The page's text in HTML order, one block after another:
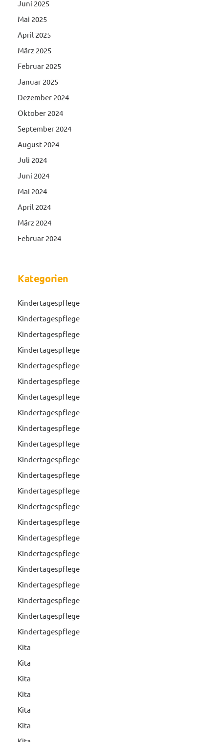
Juni 2025
Mai 2025
April 2025
März 2025
Februar 2025
Januar 2025
Dezember 2024
Oktober 2024
September 2024
August 2024
Juli 2024
Juni 2024
Mai 2024
April 2024
März 2024
Februar 2024
Kategorien
Kindertagespflege
Kindertagespflege
Kindertagespflege
Kindertagespflege
Kindertagespflege
Kindertagespflege
Kindertagespflege
Kindertagespflege
Kindertagespflege
Kindertagespflege
Kindertagespflege
Kindertagespflege
Kindertagespflege
Kindertagespflege
Kindertagespflege
Kindertagespflege
Kindertagespflege
Kindertagespflege
Kindertagespflege
Kindertagespflege
Kindertagespflege
Kindertagespflege
Kita
Kita
Kita
Kita
Kita
Kita